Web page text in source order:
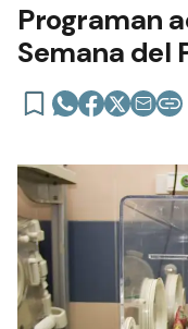
Programan
Semana del